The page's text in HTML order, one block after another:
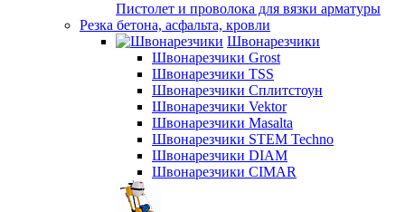
Пистолет и проволока для вязки арматуры
Резка бетона, асфальта, кровли
Швонарезчики
Швонарезчики Grost
Швонарезчики TSS
Швонарезчики Сплитстоун
Швонарезчики Vektor
Швонарезчики Masalta
Швонарезчики STEM Techno
Швонарезчики DIAM
Швонарезчики CIMAR